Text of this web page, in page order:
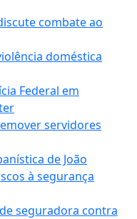
combate ao
doméstica
Federal em
servidores
de João
à segurança
seguradora contra